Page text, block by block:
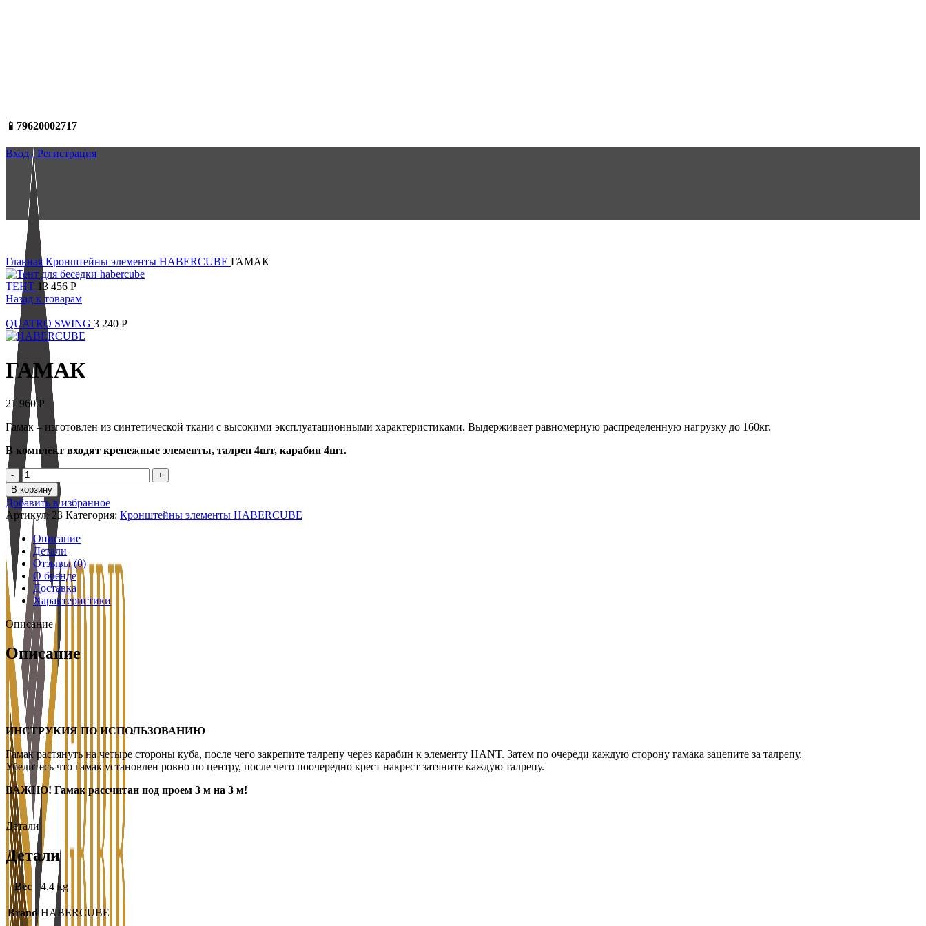
📱79620002717
Вход / Регистрация
Нажмите, чтобы увеличить
Главная Кронштейны элементы HABERCUBE ГАМАК
ТЕНТ 13 456 Р
Назад к товарам
QUATRO SWING 3 240 Р
ГАМАК
21 960 Р
Гамак – изготовлен из синтетической ткани с высокими эксплуатационными характеристиками. Выдерживает равномерную распределенную нагрузку до 160кг.
В комплект входят крепежные элементы, талреп 4шт, карабин 4шт.
Количество
товара
ГАМАК
В корзину
Добавить в избранное
Артикул: 23 Категория: Кронштейны элементы HABERCUBE
Описание
Детали
Отзывы (0)
О бренде
Доставка
Характеристики
Описание
Описание
ИНСТРУКИЯ ПО ИСПОЛЬЗОВАНИЮ
Гамак растянуть на четыре стороны куба, после чего закрепите талрепу через карабин к элементу HANT. Затем по очереди каждую сторону гамака зацепите за талрепу.
Убедитесь что гамак установлен ровно по центру, после чего поочередно крест накрест затяните каждую талрепу.
ВАЖНО! Гамак рассчитан под проем 3 м на 3 м!
Детали
Детали
Вес 4.4 kg
Brand HABERCUBE